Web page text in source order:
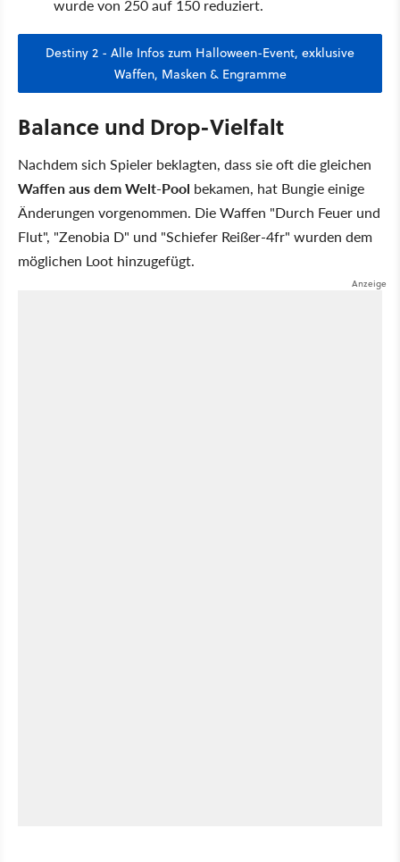
wurde von 250 auf 150 reduziert.
Destiny 2 - Alle Infos zum Halloween-Event, exklusive
Waffen, Masken & Engramme
Balance und Drop-Vielfalt
Nachdem sich Spieler beklagten, dass sie oft die gleichen
Waffen aus dem Welt-Pool bekamen, hat Bungie einige
Änderungen vorgenommen. Die Waffen "Durch Feuer und
Flut", "Zenobia D" und "Schiefer Reißer-4fr" wurden dem
möglichen Loot hinzugefügt.